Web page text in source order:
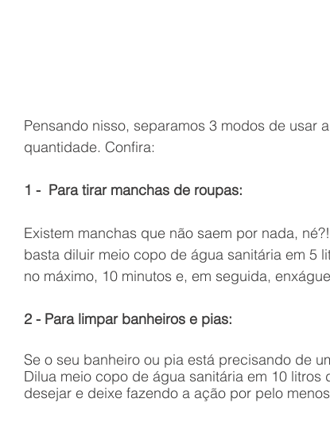
Pensando nisso, separamos 3 modos de usar
quantidade. Confira:
1 -  Para tirar manchas de roupas:
Existem manchas que não saem por nada,
basta diluir meio copo de água sanitária em 5
no máximo, 10 minutos e, em seguida,
2 - Para limpar banheiros e pias:
Se o seu banheiro ou pia está precisando de
Dilua meio copo de água sanitária em 10
desejar e deixe fazendo a ação por pelo